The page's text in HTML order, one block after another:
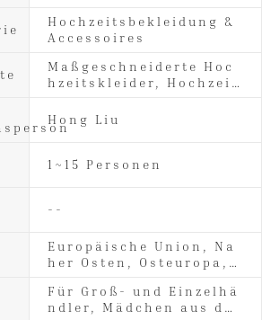
Hochzeitsbekleidung &
Accessoires
Maßgeschneiderte Hoc
hzeitskleider, Hochzeit
enkleider, Brautjungfer
nkleider, Kleider für di
eider, Ballkleider, Cock
zeitsaccessoires
Hong Liu
1~15 Personen
--
Europäische Union, Na
her Osten, Osteuropa,
Ozeanien, Japan, Südos
tasien, Amerika, ander
Für Groß- und Einzelhä
ndler, Mädchen aus der